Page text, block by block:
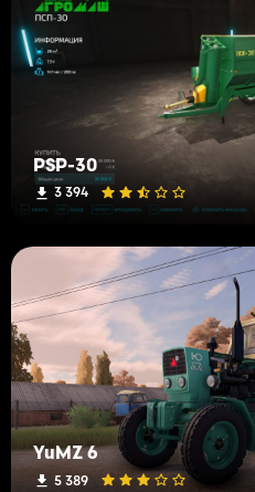
PSP-30
3 394
YuMZ 6
5 389